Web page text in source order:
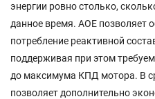
энергии ровно столько,
данное время. АОЕ позволяет
потребление реактивной
поддерживая при этом
до максимума КПД мотора. В
позволяет дополнительно